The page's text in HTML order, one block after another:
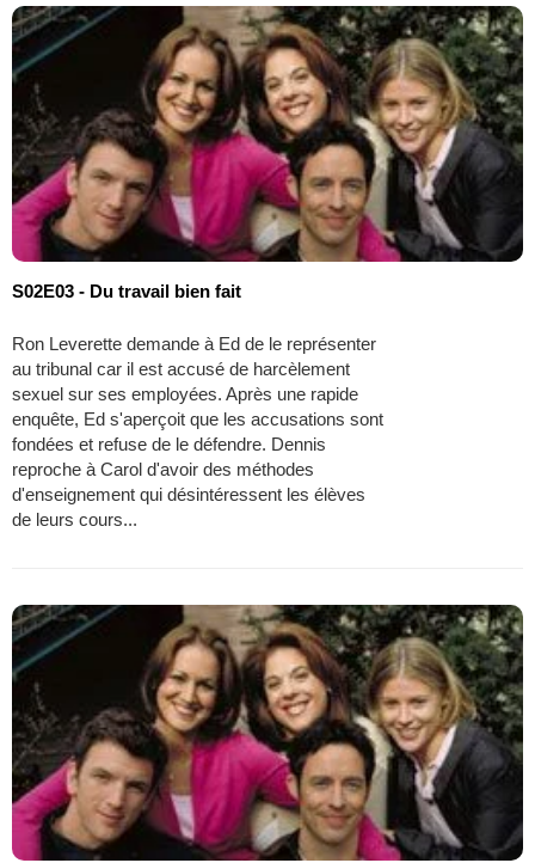
S02E03 - Du travail bien fait
Ron Leverette demande à Ed de le représenter
au tribunal car il est accusé de harcèlement
sexuel sur ses employées. Après une rapide
enquête, Ed s'aperçoit que les accusations sont
fondées et refuse de le défendre. Dennis
reproche à Carol d'avoir des méthodes
d'enseignement qui désintéressent les élèves
de leurs cours...